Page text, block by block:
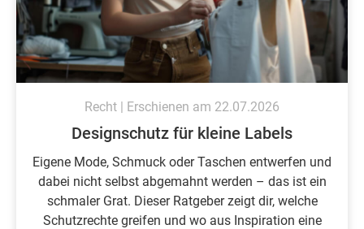
Recht | Erschienen am 22.07.2026
Designschutz für kleine Labels
Eigene Mode, Schmuck oder Taschen entwerfen und
dabei nicht selbst abgemahnt werden – das ist ein
schmaler Grat. Dieser Ratgeber zeigt dir, welche
Schutzrechte greifen und wo aus Inspiration eine